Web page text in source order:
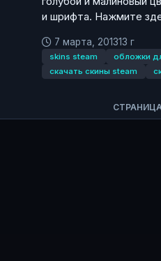
и шрифта. Нажмите
7 марта, 201313 г
skins steam
обложки
скачать скины steam
СТРАНИЦА